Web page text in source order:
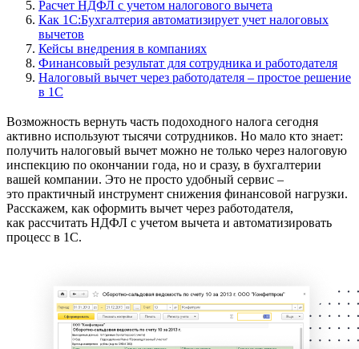
Расчет НДФЛ с учетом налогового вычета
Как 1С:Бухгалтерия автоматизирует учет налоговых
вычетов
Кейсы внедрения в компаниях
Финансовый результат для сотрудника и работодателя
Налоговый вычет через работодателя – простое решение
в 1С
Возможность вернуть часть подоходного налога сегодня
активно используют тысячи сотрудников. Но мало кто знает:
получить налоговый вычет можно не только через налоговую
инспекцию по окончании года, но и сразу, в бухгалтерии
вашей компании. Это не просто удобный сервис –
это практичный инструмент снижения финансовой нагрузки.
Расскажем, как оформить вычет через работодателя,
как рассчитать НДФЛ с учетом вычета и автоматизировать
процесс в 1С.